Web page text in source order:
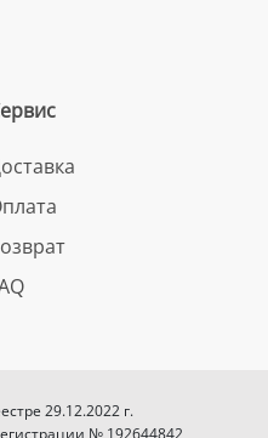
29.12.2022 г.
№ 192644842